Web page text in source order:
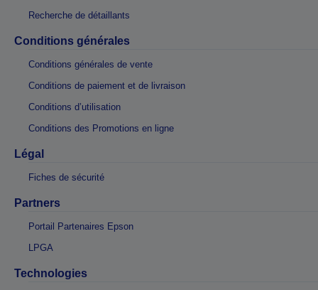
Recherche de détaillants
Conditions générales
Conditions générales de vente
Conditions de paiement et de livraison
Conditions d’utilisation
Conditions des Promotions en ligne
Légal
Fiches de sécurité
Partners
Portail Partenaires Epson
LPGA
Technologies